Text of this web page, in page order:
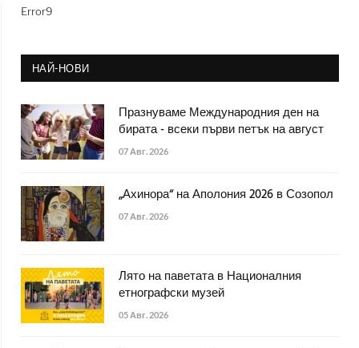
Error9
НАЙ-НОВИ
Празнуваме Международния ден на
бирата - всеки първи петък на август
07 Авг. 2026
„Ахинора“ на Аполония 2026 в Созопол
07 Авг. 2026
Лято на паветата в Националния
етнографски музей
05 Авг. 2026